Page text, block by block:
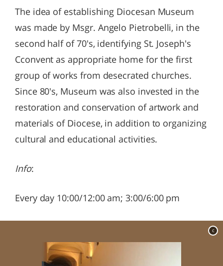
The idea of establishing Diocesan Museum
was made by Msgr. Angelo Pietrobelli, in the
second half of 70's, identifying St. Joseph's
Cconvent as appropriate home for the first
group of works from desecrated churches.
Since 80's, Museum was also invested in the
restoration and conservation of artwork and
materials of Diocese, in addition to organizing
cultural and educational activities.
Info:
Every day 10:00/12:00 am; 3:00/6:00 pm
c